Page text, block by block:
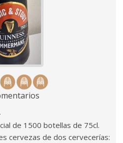
de 1500 botellas de 75cl.
cervezas de dos cervecerías: